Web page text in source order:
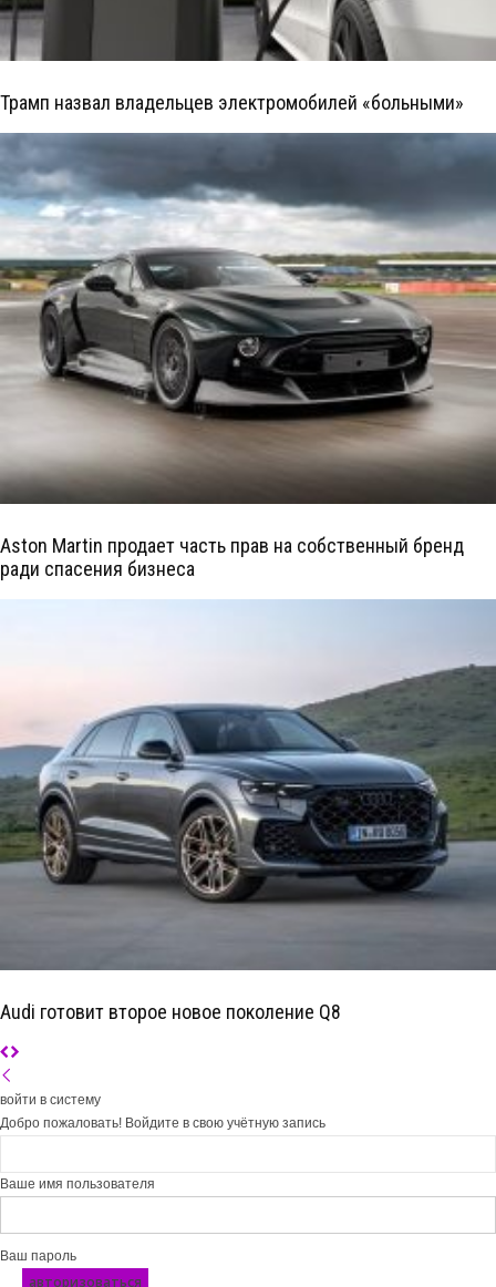
Трамп назвал владельцев электромобилей «больными»
Aston Martin продает часть прав на собственный бренд
ради спасения бизнеса
Audi готовит второе новое поколение Q8
войти в систему
Добро пожаловать! Войдите в свою учётную запись
Ваше имя пользователя
Ваш пароль